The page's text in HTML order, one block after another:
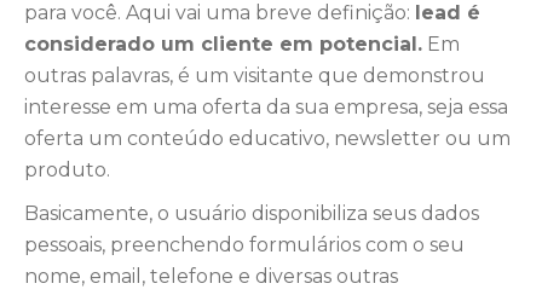
para você. Aqui vai uma breve definição: lead é
considerado um cliente em potencial. Em
outras palavras, é um visitante que demonstrou
interesse em uma oferta da sua empresa, seja essa
oferta um conteúdo educativo, newsletter ou um
produto.
Basicamente, o usuário disponibiliza seus dados
pessoais, preenchendo formulários com o seu
nome, email, telefone e diversas outras